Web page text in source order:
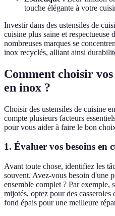
touche élégante à votre
Investir dans des ustensiles de
cuisine plus saine et
nombreuses marques se
inox recyclés, alliant ainsi
Comment choisir
en inox ?
Choisir des ustensiles de cuisine
compte plusieurs facteurs
pour vous aider à faire le bon
1. Évaluer vos besoins en
Avant toute chose, identifiez les
souvent. Avez-vous besoin d'une
ensemble complet ? Par exemple,
mijotés, optez pour des
fond épais pour une meilleure